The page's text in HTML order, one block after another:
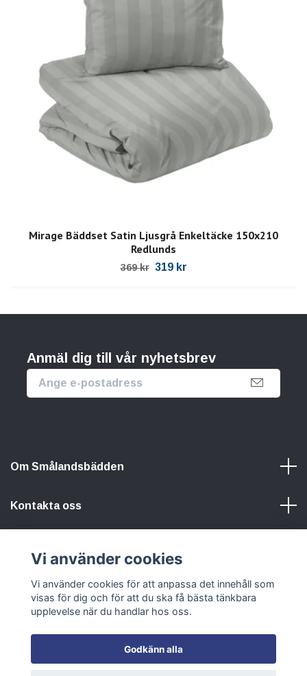
Mirage Bäddset Satin Ljusgrå Enkeltäcke 150x210
Redlunds
369 kr 319 kr
Anmäl dig till vår nyhetsbrev
Om Smålandsbädden
Kontakta oss
Sociala medier
Vi använder cookies
Vi använder cookies för att anpassa det innehåll som
visas för dig och för att du ska få bästa tänkbara
upplevelse när du handlar hos oss.
Godkänn alla